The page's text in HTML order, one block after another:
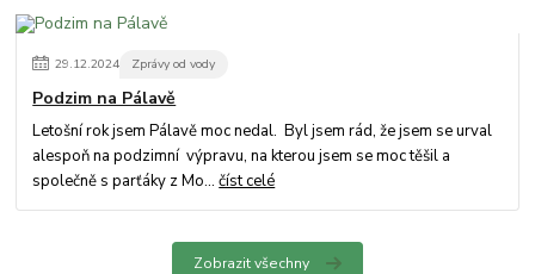
29.12.2024 Zprávy od vody
Podzim na Pálavě
Letošní rok jsem Pálavě moc nedal. Byl jsem rád, že jsem se urval
alespoň na podzimní výpravu, na kterou jsem se moc těšil a
společně s parťáky z Mo...číst celé
Zobrazit všechny